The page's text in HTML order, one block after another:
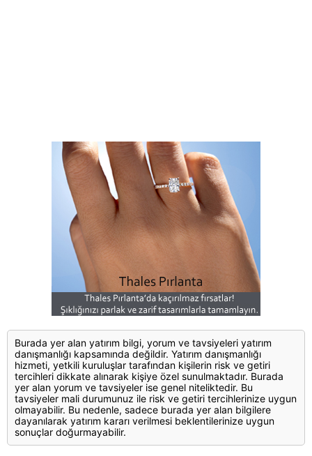
Burada yer alan yatırım bilgi, yorum ve tavsiyeleri yatırım
danışmanlığı kapsamında değildir. Yatırım danışmanlığı
hizmeti, yetkili kuruluşlar tarafından kişilerin risk ve getiri
tercihleri dikkate alınarak kişiye özel sunulmaktadır. Burada
yer alan yorum ve tavsiyeler ise genel niteliktedir. Bu
tavsiyeler mali durumunuz ile risk ve getiri tercihlerinize uygun
olmayabilir. Bu nedenle, sadece burada yer alan bilgilere
dayanılarak yatırım kararı verilmesi beklentilerinize uygun
sonuçlar doğurmayabilir.